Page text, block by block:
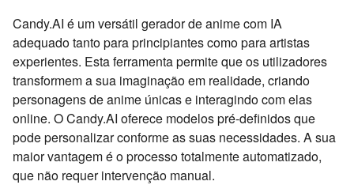
Candy.AI é um versátil gerador de anime com IA
adequado tanto para principiantes como para artistas
experientes. Esta ferramenta permite que os utilizadores
transformem a sua imaginação em realidade, criando
personagens de anime únicas e interagindo com elas
online. O Candy.AI oferece modelos pré-definidos que
pode personalizar conforme as suas necessidades. A sua
maior vantagem é o processo totalmente automatizado,
que não requer intervenção manual.